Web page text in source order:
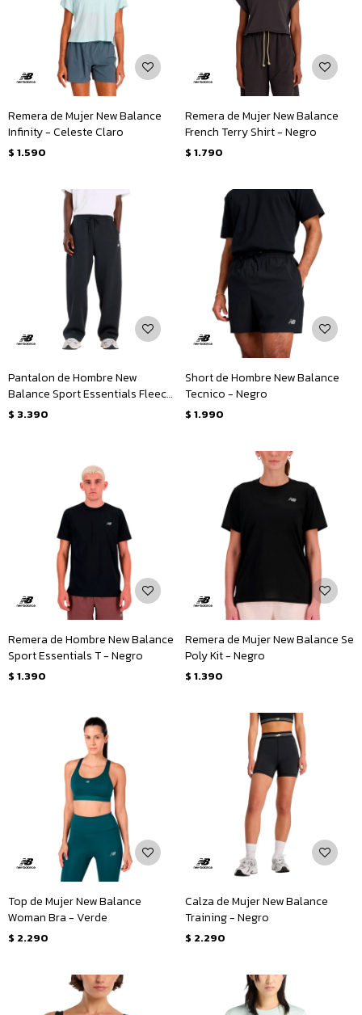
Remera de Mujer New Balance
Infinity - Celeste Claro
$ 1.590
Remera de Mujer New Balance
French Terry Shirt - Negro
$ 1.790
Pantalon de Hombre New
Balance Sport Essentials Fleece
- Negro
$ 3.390
Short de Hombre New Balance
Tecnico - Negro
$ 1.990
Remera de Hombre New Balance
Sport Essentials T - Negro
$ 1.390
Remera de Mujer New Balance Se
Poly Kit - Negro
$ 1.390
Top de Mujer New Balance
Woman Bra - Verde
$ 2.290
Calza de Mujer New Balance
Training - Negro
$ 2.290